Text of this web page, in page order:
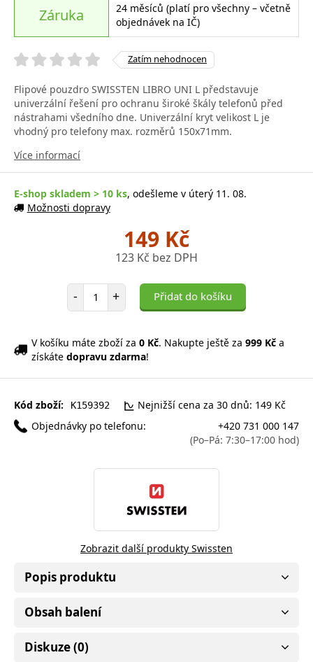
Záruka
24 měsíců (platí pro všechny – včetně
objednávek na IČ)
Zatím nehodnocen
Flipové pouzdro SWISSTEN LIBRO UNI L představuje
univerzální řešení pro ochranu široké škály telefonů před
nástrahami všedního dne. Univerzální kryt velikost L je
vhodný pro telefony max. rozměrů 150x71mm.
Více informací
E-shop skladem > 10 ks, odešleme v úterý 11. 08.
Možnosti dopravy
149 Kč
123 Kč bez DPH
- Počet položek
+ Přidat do košíku
V košíku máte zboží za 0 Kč. Nakupte ještě za 999 Kč a
získáte dopravu zdarma!
Kód zboží: K159392
Nejnižší cena za 30 dnů: 149 Kč
Objednávky po telefonu:
+420 731 000 147
(Po–Pá: 7:30–17:00 hod)
Zobrazit další produkty Swissten
Popis produktu
Obsah balení
Diskuze (0)